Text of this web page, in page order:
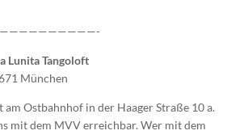
Lunita Tangoloft
München
am Ostbahnhof in der Haager Straße 10 a.
mit dem MVV erreichbar. Wer mit dem